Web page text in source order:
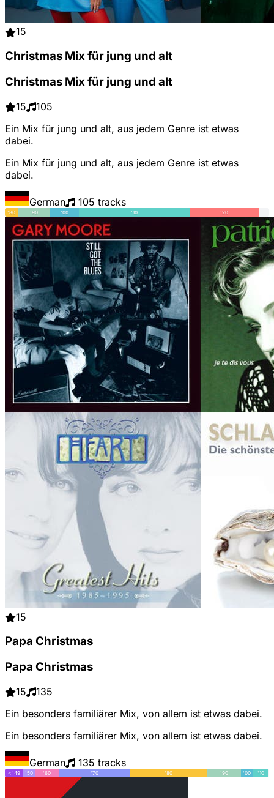
15
Christmas Mix für jung und alt
Christmas Mix für jung und alt
15
105
Ein Mix für jung und alt, aus jedem Genre ist etwas
dabei.
Ein Mix für jung und alt, aus jedem Genre ist etwas
dabei.
German 105 tracks
'80 '90 '00 '10 '20
15
Papa Christmas
Papa Christmas
15
135
Ein besonders familiärer Mix, von allem ist etwas dabei.
Ein besonders familiärer Mix, von allem ist etwas dabei.
German 135 tracks
< '49 '50 '60 '70 '80 '90 '00 '10